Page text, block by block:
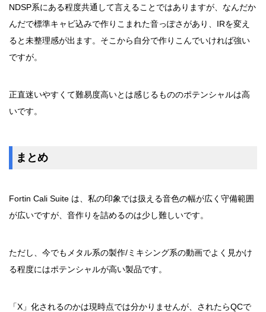
NDSP系にある程度共通して言えることではありますが、なんだか
んだで標準キャビ込みで作りこまれた音っぽさがあり、IRを変え
ると未整理感が出ます。そこから自分で作りこんでいければ強い
ですが。
正直迷いやすくて難易度高いとは感じるもののポテンシャルは高
いです。
まとめ
Fortin Cali Suite は、私の印象では扱える音色の幅が広く守備範囲
が広いですが、音作りを詰めるのは少し難しいです。
ただし、今でもメタル系の製作/ミキシング系の動画でよく見かけ
る程度にはポテンシャルが高い製品です。
「X」化されるのかは現時点では分かりませんが、されたらQCで